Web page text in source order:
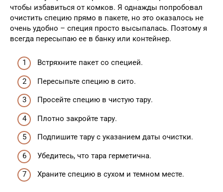
чтобы избавиться от комков. Я однажды попробовал
очистить специю прямо в пакете, но это оказалось не
очень удобно – специя просто высыпалась. Поэтому я
всегда пересыпаю ее в банку или контейнер.
Встряхните пакет со специей.
Пересыпьте специю в сито.
Просейте специю в чистую тару.
Плотно закройте тару.
Подпишите тару с указанием даты очистки.
Убедитесь, что тара герметична.
Храните специю в сухом и темном месте.